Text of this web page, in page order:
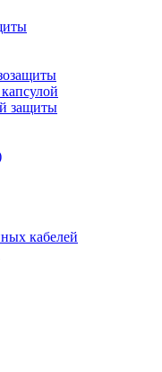
защиты
кабелей